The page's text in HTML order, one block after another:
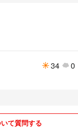
34 0
て質問する